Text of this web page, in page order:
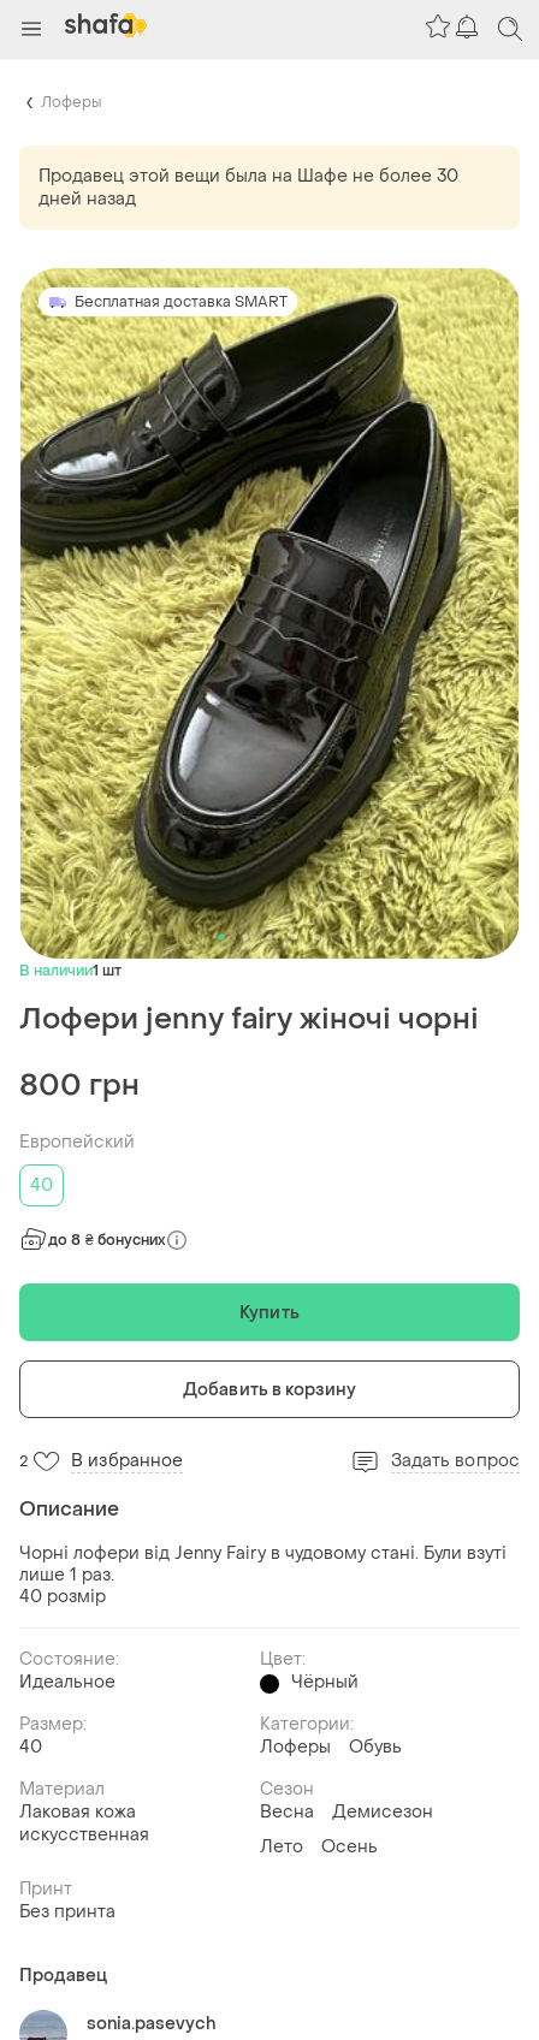
Лоферы
Продавец этой вещи была на Шафе не более 30
дней назад
Бесплатная доставка SMART
В наличии1 шт
Лофери jenny fairy жіночі чорні
800 грн
Европейский
40
до 8 ₴ бонусних
Купить
Добавить в корзину
2 В избранное Задать вопрос
Описание
Чорні лофери від Jenny Fairy в чудовому стані. Були взуті
лише 1 раз.
40 розмір
Состояние:
Идеальное
Цвет:
Чёрный
Размер:
40
Категории:
Лоферы
Обувь
Материал
Лаковая кожа
искусственная
Сезон
Весна
Демисезон
Лето
Осень
Принт
Без принта
Продавец
sonia.pasevych